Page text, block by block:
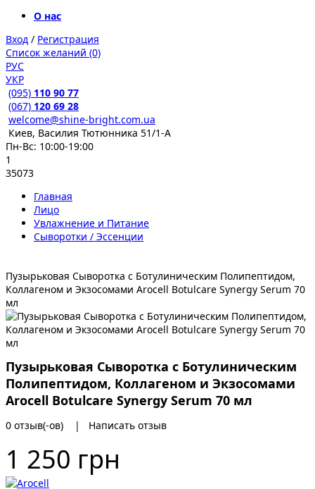
О нас
Вход / Регистрация
Список желаний (0)
РУС
УКР
(095) 110 90 77
(067) 120 69 28
welcome@shine-bright.com.ua
Киев, Василия Тютюнника 51/1-А
Пн-Вс: 10:00-19:00
1
35073
Главная
Лицо
Увлажнение и Питание
Сыворотки / Эссенции
Пузырьковая Сыворотка с Ботулиническим Полипептидом,
Коллагеном и Экзосомами Arocell Botulcare Synergy Serum 70
мл
Пузырьковая Сыворотка с Ботулиническим
Полипептидом, Коллагеном и Экзосомами
Arocell Botulcare Synergy Serum 70 мл
0 отзыв(-ов) | Написать отзыв
1 250 грн